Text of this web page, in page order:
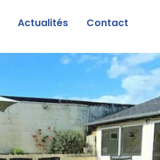
Actualités Contact